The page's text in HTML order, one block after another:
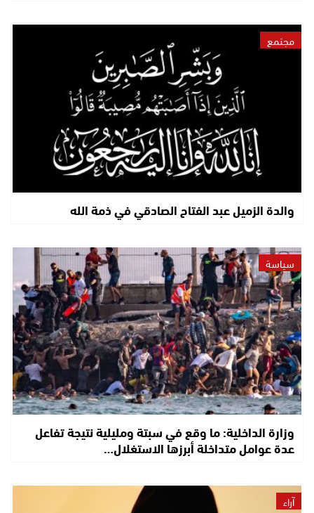
مجتمع
والدة الزميل عبد الفتاح الصادقي في ذمة الله
سياسة
وزارة الداخلية: ما وقع في سبتة ومليلية نتيجة تفاعل
عدة عوامل متداخلة أبرزها الاستغلال…
آراء